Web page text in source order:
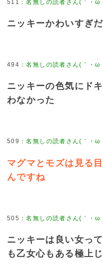
511 ：名無しの読者さん(｀・ω
ニッキーかわいすぎ
494 ：名無しの読者さん(｀・ω
ニッキーの色気にド
わなかった
509 ：名無しの読者さん(｀・ω
マグマとモズは見る
んですね
505 ：名無しの読者さん(｀・ω
ニッキーは良い女っ
も乙女心もある極上